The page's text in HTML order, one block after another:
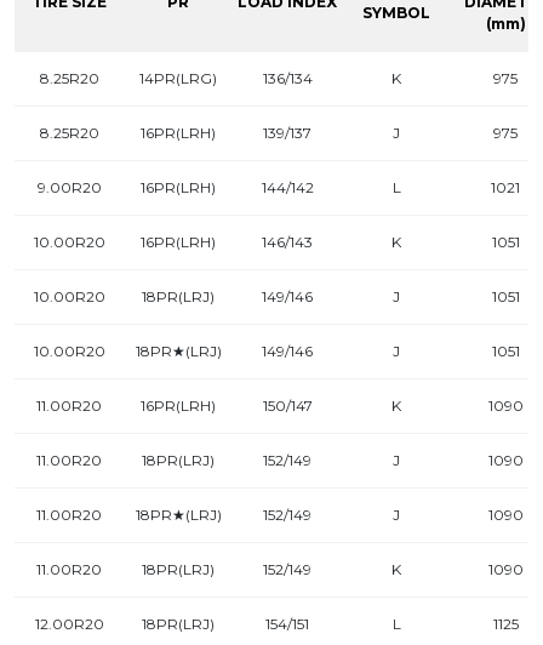
SYMBOL
(mm)
8.25R20 14PR(LRG) 136/134 K 975
8.25R20 16PR(LRH) 139/137 J 975
9.00R20 16PR(LRH) 144/142 L 1021
10.00R20 16PR(LRH) 146/143 K 1051
10.00R20 18PR(LRJ) 149/146 J 1051
10.00R20 18PR★(LRJ) 149/146 J 1051
11.00R20 16PR(LRH) 150/147 K 1090
11.00R20 18PR(LRJ) 152/149 J 1090
11.00R20 18PR★(LRJ) 152/149 J 1090
11.00R20 18PR(LRJ) 152/149 K 1090
12.00R20 18PR(LRJ) 154/151 L 1125